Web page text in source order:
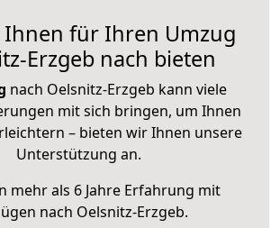
Ihnen für Ihren Umzug
Erzgeb nach bieten
nach Oelsnitz-Erzgeb kann viele
mit sich bringen, um Ihnen
– bieten wir Ihnen unsere
Unterstützung an.
mehr als 6 Jahre Erfahrung mit
nach Oelsnitz-Erzgeb.